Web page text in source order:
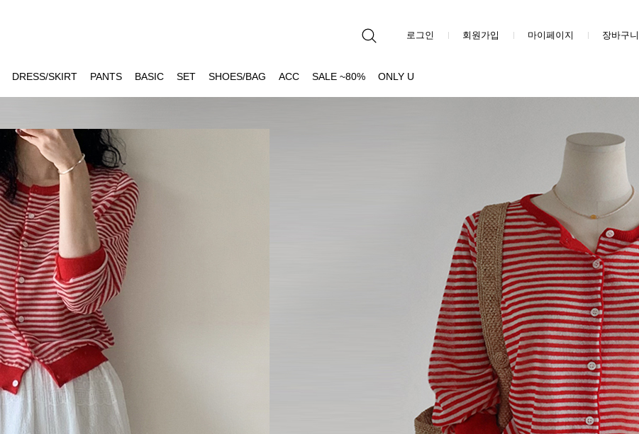
로그인 회원가입 마이페이지 장바구니
DRESS/SKIRT PANTS BASIC SET SHOES/BAG ACC SALE ~80% ONLY U